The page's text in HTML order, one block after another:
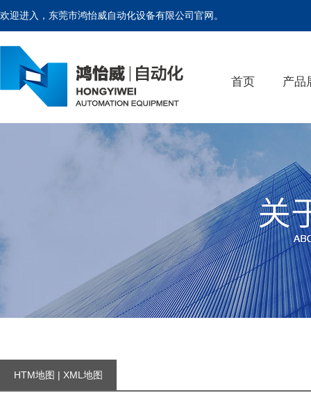
欢迎进入，东莞市鸿怡威自动化设备有限公司官网。
首页 产品
HTM地图 | XML地图